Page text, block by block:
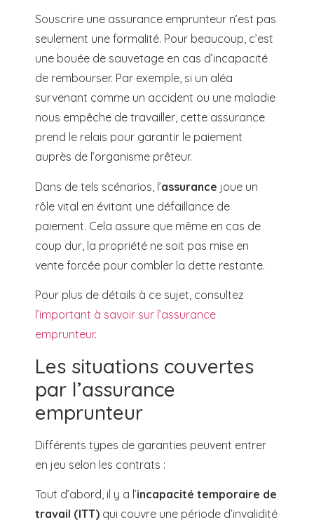
Souscrire une assurance emprunteur n’est pas
seulement une formalité. Pour beaucoup, c’est
une bouée de sauvetage en cas d’incapacité
de rembourser. Par exemple, si un aléa
survenant comme un accident ou une maladie
nous empêche de travailler, cette assurance
prend le relais pour garantir le paiement
auprès de l’organisme prêteur.
Dans de tels scénarios, l’assurance joue un
rôle vital en évitant une défaillance de
paiement. Cela assure que même en cas de
coup dur, la propriété ne soit pas mise en
vente forcée pour combler la dette restante.
Pour plus de détails à ce sujet, consultez
l’important à savoir sur l’assurance
emprunteur.
Les situations couvertes
par l’assurance
emprunteur
Différents types de garanties peuvent entrer
en jeu selon les contrats :
Tout d’abord, il y a l’incapacité temporaire de
travail (ITT) qui couvre une période d’invalidité